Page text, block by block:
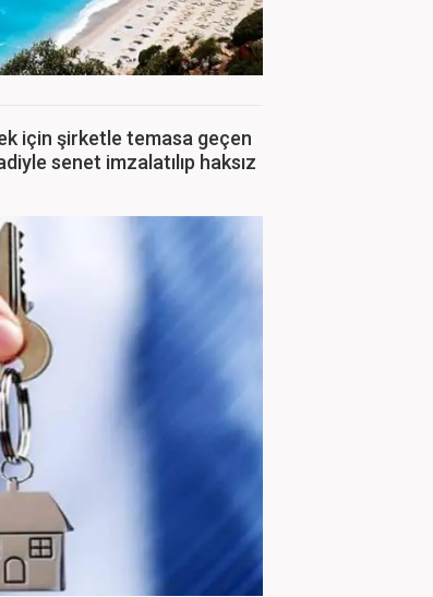
için şirketle temasa geçen
senet imzalatılıp haksız